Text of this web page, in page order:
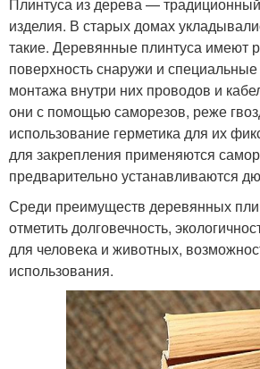
изделия. В старых домах
такие. Деревянные плинтуса имеют
поверхность снаружи и
монтажа внутри них проводов и
они с помощью саморезов, реже
использование герметика для их
для закрепления применяются
предварительно устанавливаются
Среди преимуществ деревянных
отметить долговечность,
для человека и животных,
использования.